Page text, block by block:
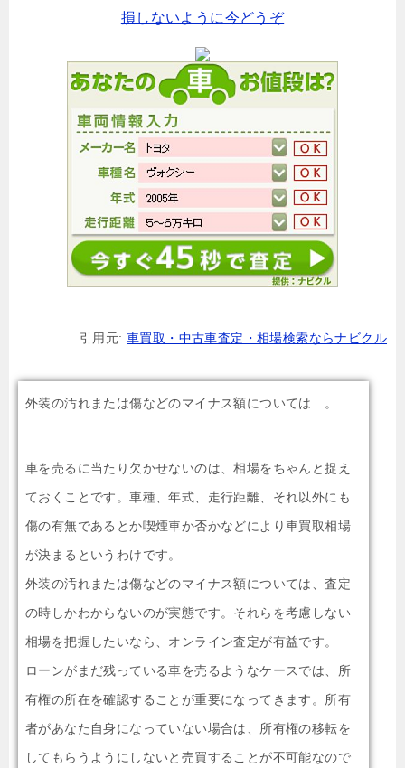
損しないように今どうぞ
引用元: 車買取・中古車査定・相場検索ならナビクル
外装の汚れまたは傷などのマイナス額については…。
車を売るに当たり欠かせないのは、相場をちゃんと捉え
ておくことです。車種、年式、走行距離、それ以外にも
傷の有無であるとか喫煙車か否かなどにより車買取相場
が決まるというわけです。
外装の汚れまたは傷などのマイナス額については、査定
の時しかわからないのが実態です。それらを考慮しない
相場を把握したいなら、オンライン査定が有益です。
ローンがまだ残っている車を売るようなケースでは、所
有権の所在を確認することが重要になってきます。所有
者があなた自身になっていない場合は、所有権の移転を
してもらうようにしないと売買することが不可能なので